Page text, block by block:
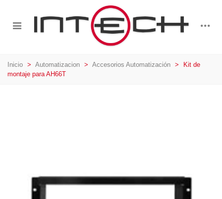
Inicio > Automatizacion > Accesorios Automatización >
Kit de
montaje para AH66T